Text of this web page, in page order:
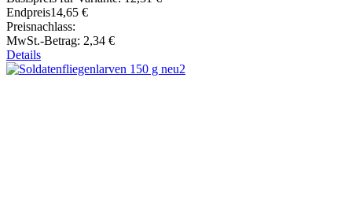
Endpreis14,65 €
Preisnachlass:
MwSt.-Betrag: 2,34 €
Details